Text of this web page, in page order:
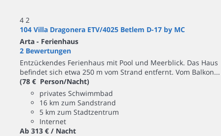
4 2
104 Villa Dragonera ETV/4025 Betlem D-17 by MC
Arta - Ferienhaus
2 Bewertungen
Entzückendes Ferienhaus mit Pool und Meerblick. Das Haus
befindet sich etwa 250 m vom Strand entfernt. Vom Balkon...
(78 € Person/Nacht)
privates Schwimmbad
16 km zum Sandstrand
5 km zum Stadtzentrum
Internet
Ab 313 € / Nacht